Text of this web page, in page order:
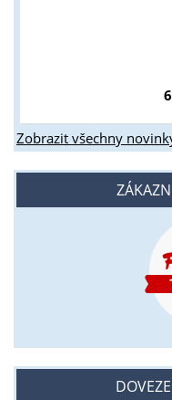
Zobrazit všechny